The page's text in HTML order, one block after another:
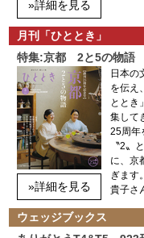
»詳細を見る
月刊「ひととき」
特集:京都 2と5の物語
»詳細を見る
日本の
を伝え
ととき
集して
25周年
〝2〟
に、京
ぎます
貴子さ
ウェッジブックス